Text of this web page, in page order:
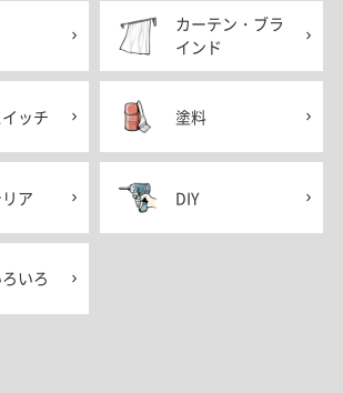
カーテン・ブラ
インド
ッチ 塗料
ア DIY
いろ